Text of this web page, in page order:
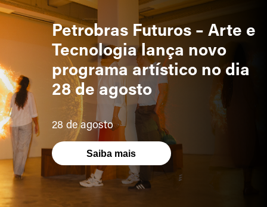
Petrobras Futuros – Arte e
Tecnologia lança novo
programa artístico no dia
28 de agosto
28 de agosto
Saiba mais